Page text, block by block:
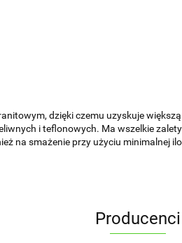
dzięki czemu uzyskuje
i teflonowych. Ma wszelkie
na smażenie przy użyciu minimalnej
Producenci